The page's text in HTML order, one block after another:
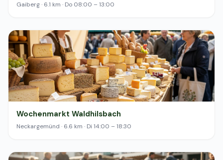
Gaiberg · 6.1 km · Do 08:00 – 13:00
Wochenmarkt Waldhilsbach
Neckargemünd · 6.6 km · Di 14:00 – 18:30